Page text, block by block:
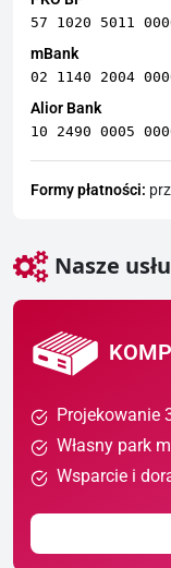
57 1020 5011
mBank
02 1140 2004
Alior Bank
10 2490 0005
Formy płatności:
Nasze
Projekowanie
Własny park
Wsparcie i